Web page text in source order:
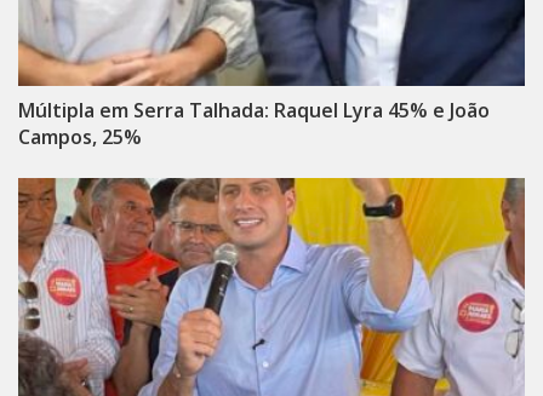
Múltipla em Serra Talhada: Raquel Lyra 45% e João
Campos, 25%